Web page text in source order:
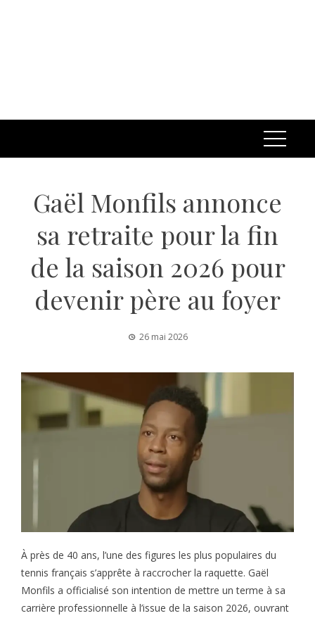
Gaël Monfils annonce
sa retraite pour la fin
de la saison 2026 pour
devenir père au foyer
26 mai 2026
À près de 40 ans, l’une des figures les plus populaires du
tennis français s’apprête à raccrocher la raquette. Gaël
Monfils a officialisé son intention de mettre un terme à sa
carrière professionnelle à l’issue de la saison 2026, ouvrant